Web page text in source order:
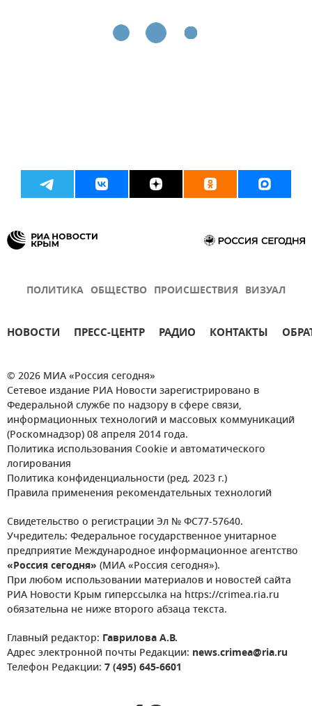
ПОЛИТИКА ОБЩЕСТВО ПРОИСШЕСТВИЯ ВИЗУАЛ
НОВОСТИ ПРЕСС-ЦЕНТР РАДИО КОНТАКТЫ
© 2026 МИА «Россия сегодня»
Сетевое издание РИА Новости зарегистрировано в
Федеральной службе по надзору в сфере связи,
информационных технологий и массовых коммуникаций
(Роскомнадзор) 08 апреля 2014 года.
Политика использования Cookie и автоматического
логирования
Политика конфиденциальности (ред. 2023 г.)
Правила применения рекомендательных технологий
Свидетельство о регистрации Эл № ФС77-57640.
Учредитель: Федеральное государственное унитарное
предприятие Международное информационное агентство
«Россия сегодня» (МИА «Россия сегодня»).
При любом использовании материалов и новостей сайта
РИА Новости Крым гиперссылка на https://crimea.ria.ru
обязательна не ниже второго абзаца текста.
Главный редактор: Гаврилова А.В.
Адрес электронной почты Редакции: news.crimea@ria.ru
Телефон Редакции: 7 (495) 645-6601